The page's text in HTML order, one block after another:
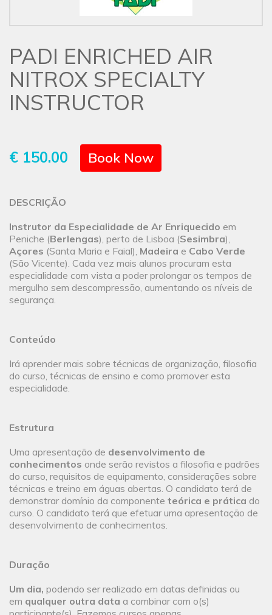
PADI ENRICHED AIR
NITROX SPECIALTY
INSTRUCTOR
€ 150.00 Book Now
DESCRIÇÃO
Instrutor da Especialidade de Ar Enriquecido em
Peniche (Berlengas), perto de Lisboa (Sesimbra),
Açores (Santa Maria e Faial), Madeira e Cabo Verde
(São Vicente). Cada vez mais alunos procuram esta
especialidade com vista a poder prolongar os tempos de
mergulho sem descompressão, aumentando os níveis de
segurança.
Conteúdo
Irá aprender mais sobre técnicas de organização, filosofia
do curso, técnicas de ensino e como promover esta
especialidade.
Estrutura
Uma apresentação de desenvolvimento de
conhecimentos onde serão revistos a filosofia e padrões
do curso, requisitos de equipamento, considerações sobre
técnicas e treino em águas abertas. O candidato terá de
demonstrar domínio da componente teórica e prática do
curso. O candidato terá que efetuar uma apresentação de
desenvolvimento de conhecimentos.
Duração
Um dia, podendo ser realizado em datas definidas ou
em qualquer outra data a combinar com o(s)